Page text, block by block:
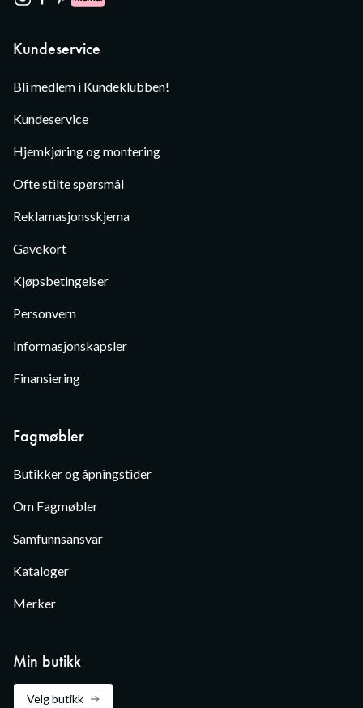
Kundeservice
Bli medlem i Kundeklubben!
Kundeservice
Hjemkjøring og montering
Ofte stilte spørsmål
Reklamasjonsskjema
Gavekort
Kjøpsbetingelser
Personvern
Informasjonskapsler
Finansiering
Fagmøbler
Butikker og åpningstider
Om Fagmøbler
Samfunnsansvar
Kataloger
Merker
Min butikk
Velg butikk